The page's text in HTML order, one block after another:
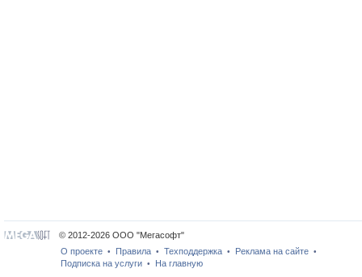
© 2012-2026 ООО "Мегасофт"
О проекте • Правила • Техподдержка • Реклама на сайте •
Подписка на услуги • На главную